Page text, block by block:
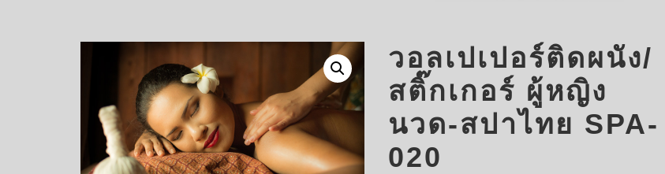
วอลเปเปอร์ติดผนัง/
สติ๊กเกอร์ ผู้หญิง
นวด-สปาไทย SPA-
020